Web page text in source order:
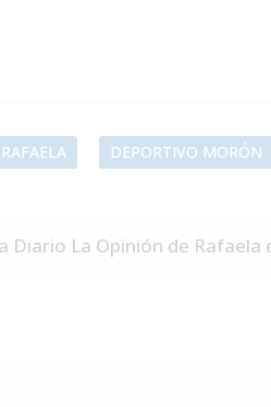
DEPORTIVO MORÓN
Diario La Opinión de Rafaela